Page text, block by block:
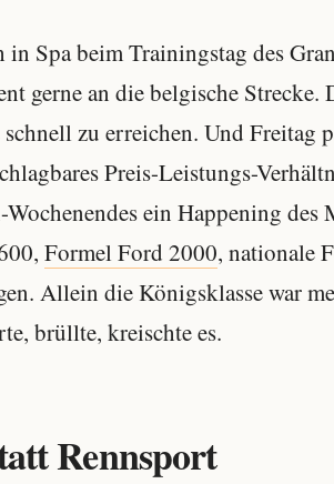
in Spa beim Trainingstag des
gerne an die belgische
zu erreichen. Und Freitag
Preis-Leistungs-
ein Happening
Formel Ford 2000, nationale
Allein die Königsklasse war
brüllte, kreischte es.
Rennsport